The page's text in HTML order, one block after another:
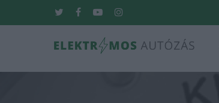
to
twitter facebookyoutubeinstagram